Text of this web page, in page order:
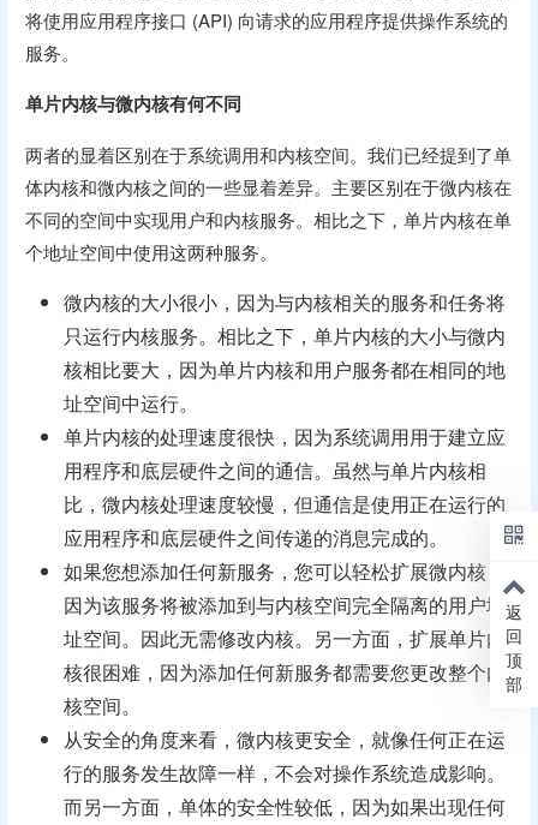
将使用应用程序接口 (API) 向请求的应用程序提供操作系统的
服务。
单片内核与微内核有何不同
两者的显着区别在于系统调用和内核空间。我们已经提到了单
体内核和微内核之间的一些显着差异。主要区别在于微内核在
不同的空间中实现用户和内核服务。相比之下，单片内核在单
个地址空间中使用这两种服务。
微内核的大小很小，因为与内核相关的服务和任务将
只运行内核服务。相比之下，单片内核的大小与微内
核相比要大，因为单片内核和用户服务都在相同的地
址空间中运行。
单片内核的处理速度很快，因为系统调用用于建立应
用程序和底层硬件之间的通信。虽然与单片内核相
比，微内核处理速度较慢，但​​通信是使用正在运行的
应用程序和底层硬件之间传递的消息完成的。
如果您想添加任何新服务，您可以轻松扩展微内核，
因为该服务将被添加到与内核空间完全隔离的用户地
址空间。因此无需修改内核。另一方面，扩展单片内
核很困难，因为添加任何新服务都需要您更改整个内
核空间。
从安全的角度来看，微内核更安全，就像任何正在运
行的服务发生故障一样，不会对操作系统造成影响。
而另一方面，单体的安全性较低，因为如果出现任何
返
回
顶
部